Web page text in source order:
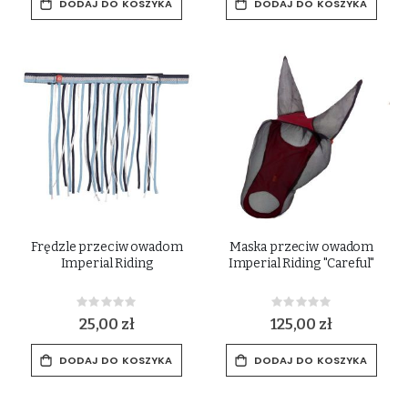
DODAJ DO KOSZYKA DODAJ DO KOSZYKA
Frędzle przeciw owadom
Imperial Riding
Rating:
0%
25,00 zł
DODAJ DO KOSZYKA
Maska przeciw owadom
Imperial Riding "Careful"
Rating:
0%
125,00 zł
DODAJ DO KOSZYKA